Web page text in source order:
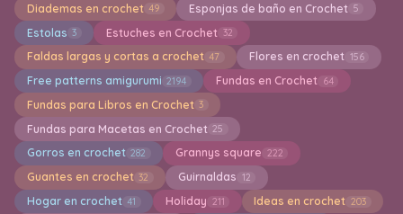
Diademas en crochet 49 Esponjas de baño en Crochet 5
Estolas 3 Estuches en Crochet 32
Faldas largas y cortas a crochet 47 Flores en crochet 156
Free patterns amigurumi 2194 Fundas en Crochet 64
Fundas para Libros en Crochet 3
Fundas para Macetas en Crochet 25
Gorros en crochet 282 Grannys square 222
Guantes en crochet 32 Guirnaldas 12
Hogar en crochet 41 Holiday 211 Ideas en crochet 203